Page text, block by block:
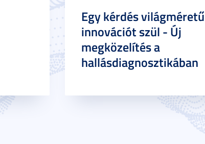
Egy kérdés világméretű
innovációt szül - Új
megközelítés a
hallásdiagnosztikában